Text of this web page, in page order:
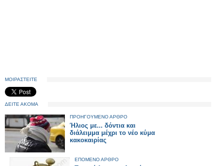
ΜΟΙΡΑΣΤΕΙΤΕ
ΔΕΙΤΕ ΑΚΟΜΑ
ΠΡΟΗΓΟΥΜΕΝΟ ΑΡΘΡΟ
Ήλιος με... δόντια και
διάλειμμα μέχρι το νέο κύμα
κακοκαιρίας
ΕΠΟΜΕΝΟ ΑΡΘΡΟ